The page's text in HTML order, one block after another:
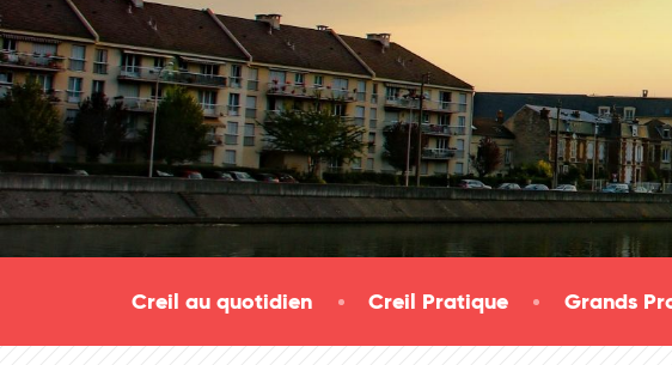
Creil au quotidien Creil Pratique Grands